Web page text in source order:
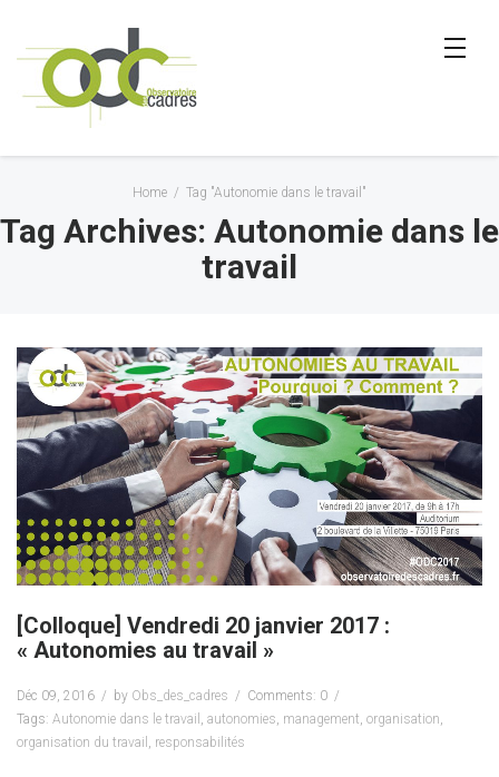
Home / Tag "Autonomie dans le travail"
Tag Archives: Autonomie dans le
travail
[Colloque] Vendredi 20 janvier 2017 :
« Autonomies au travail »
Déc 09, 2016 by Obs_des_cadres
Comments: 0
Tags: Autonomie dans le travail , autonomies, management, organisation,
organisation du travail , responsabilités